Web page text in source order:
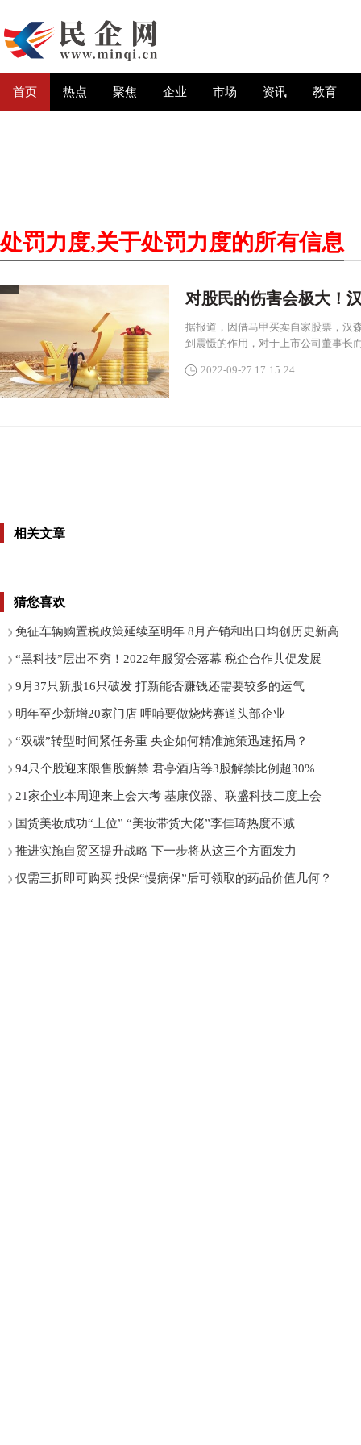
首页 热点 聚焦 企业 市场 资讯 教育
处罚力度,关于处罚力度的所有信息
对股民的伤害会极大！
据报道，因借马甲买卖自家股票，汉
到震慑的作用，对于上市公司董事长
2022-09-27 17:15:24
相关文章
猜您喜欢
免征车辆购置税政策延续至明年 8月产销和出口均创历史新高
“黑科技”层出不穷！2022年服贸会落幕 税企合作共促发展
9月37只新股16只破发 打新能否赚钱还需要较多的运气
明年至少新增20家门店 呷哺要做烧烤赛道头部企业
“双碳”转型时间紧任务重 央企如何精准施策迅速拓局？
94只个股迎来限售股解禁 君亭酒店等3股解禁比例超30%
21家企业本周迎来上会大考 基康仪器、联盛科技二度上会
国货美妆成功“上位” “美妆带货大佬”李佳琦热度不减
推进实施自贸区提升战略 下一步将从这三个方面发力
仅需三折即可购买 投保“慢病保”后可领取的药品价值几何？